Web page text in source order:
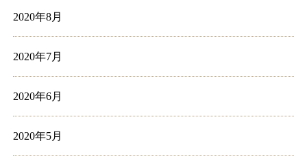
2020年8月
2020年7月
2020年6月
2020年5月